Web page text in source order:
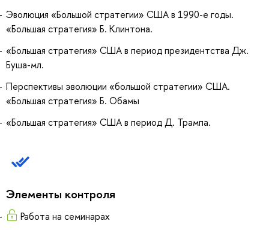
Эволюция «Большой стратегии» США в 1990-е годы.
«Большая стратегия» Б. Клинтона.
«Большая стратегия» США в период президентства Дж.
Буша-мл.
Перспективы эволюции «большой стратегии» США.
«Большая стратегия» Б. Обамы
«Большая стратегия» США в период Д. Трампа.
Элементы контроля
Работа на семинарах